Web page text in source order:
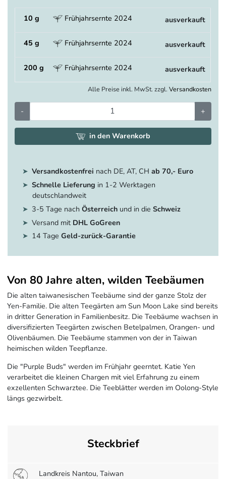
10 g Frühjahrsernte 2024 ausverkauft
45 g Frühjahrsernte 2024 ausverkauft
200 g Frühjahrsernte 2024 ausverkauft
Alle Preise inkl. MwSt. zzgl. Versandkosten
- +
in den Warenkorb
Versandkostenfrei nach DE, AT, CH ab 70,- Euro
Schnelle Lieferung in 1-2 Werktagen
deutschlandweit
3-5 Tage nach Österreichund in die Schweiz
Versand mit DHL GoGreen
14 Tage Geld-zurück-Garantie
Von 80 Jahre alten, wilden Teebäumen
Die alten taiwanesischen Teebäume sind der ganze Stolz der
Yen-Familie. Die alten Teegärten am Sun Moon Lake sind bereits
in dritter Generation in Familienbesitz. Die Teebäume wachsen in
diversifizierten Teegärten zwischen Betelpalmen, Orangen- und
Olivenbäumen. Die Teebäume stammen von der in Taiwan
heimischen wilden Teepflanze.
Die "Purple Buds" werden im Frühjahr geerntet. Katie Yen
verarbeitet die kleinen Chargen mit viel Erfahrung zu einem
exzellenten Schwarztee. Die Teeblätter werden im Oolong-Style
längs gezwirbelt.
Steckbrief
Landkreis Nantou, Taiwan